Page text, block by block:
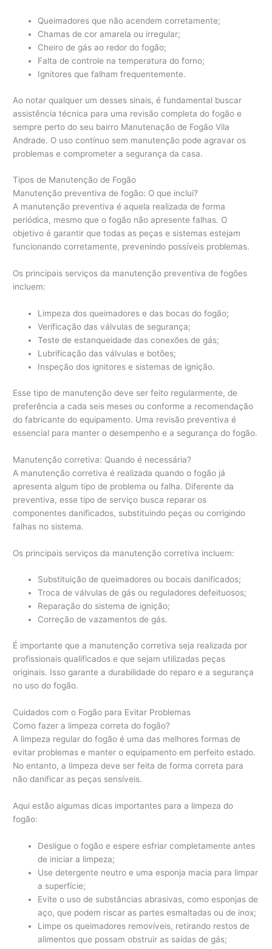
Queimadores que não acendem corretamente;
Chamas de cor amarela ou irregular;
Cheiro de gás ao redor do fogão;
Falta de controle na temperatura do forno;
Ignitores que falham frequentemente.
Ao notar qualquer um desses sinais, é fundamental buscar
assistência técnica para uma revisão completa do fogão e
sempre perto do seu bairro Manutenação de Fogão Vila
Andrade. O uso contínuo sem manutenção pode agravar os
problemas e comprometer a segurança da casa.
Tipos de Manutenção de Fogão
Manutenção preventiva de fogão: O que inclui?
A manutenção preventiva é aquela realizada de forma
periódica, mesmo que o fogão não apresente falhas. O
objetivo é garantir que todas as peças e sistemas estejam
funcionando corretamente, prevenindo possíveis problemas.
Os principais serviços da manutenção preventiva de fogões
incluem:
Limpeza dos queimadores e das bocas do fogão;
Verificação das válvulas de segurança;
Teste de estanqueidade das conexões de gás;
Lubrificação das válvulas e botões;
Inspeção dos ignitores e sistemas de ignição.
Esse tipo de manutenção deve ser feito regularmente, de
preferência a cada seis meses ou conforme a recomendação
do fabricante do equipamento. Uma revisão preventiva é
essencial para manter o desempenho e a segurança do fogão.
Manutenção corretiva: Quando é necessária?
A manutenção corretiva é realizada quando o fogão já
apresenta algum tipo de problema ou falha. Diferente da
preventiva, esse tipo de serviço busca reparar os
componentes danificados, substituindo peças ou corrigindo
falhas no sistema.
Os principais serviços da manutenção corretiva incluem:
Substituição de queimadores ou bocais danificados;
Troca de válvulas de gás ou reguladores defeituosos;
Reparação do sistema de ignição;
Correção de vazamentos de gás.
É importante que a manutenção corretiva seja realizada por
profissionais qualificados e que sejam utilizadas peças
originais. Isso garante a durabilidade do reparo e a segurança
no uso do fogão.
Cuidados com o Fogão para Evitar Problemas
Como fazer a limpeza correta do fogão?
A limpeza regular do fogão é uma das melhores formas de
evitar problemas e manter o equipamento em perfeito estado.
No entanto, a limpeza deve ser feita de forma correta para
não danificar as peças sensíveis.
Aqui estão algumas dicas importantes para a limpeza do
fogão:
Desligue o fogão e espere esfriar completamente antes
de iniciar a limpeza;
Use detergente neutro e uma esponja macia para limpar
a superfície;
Evite o uso de substâncias abrasivas, como esponjas de
aço, que podem riscar as partes esmaltadas ou de inox;
Limpe os queimadores removíveis, retirando restos de
alimentos que possam obstruir as saídas de gás;